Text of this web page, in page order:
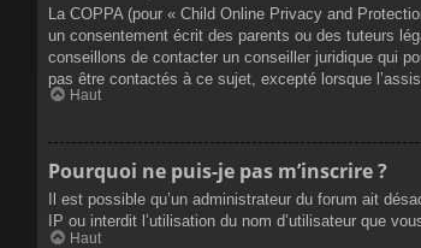
La COPPA (pour « Child Online Privacy and
un consentement écrit des parents ou des tuteurs
conseillons de contacter un conseiller juridique qui
pas être contactés à ce sujet, excepté lorsque
Haut
Pourquoi ne puis-je pas m’inscrire ?
Il est possible qu’un administrateur du forum ait
IP ou interdit l’utilisation du nom d’utilisateur que
Haut